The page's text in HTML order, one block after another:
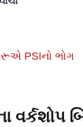
PSIનો ભોગ
વર્કશોપ